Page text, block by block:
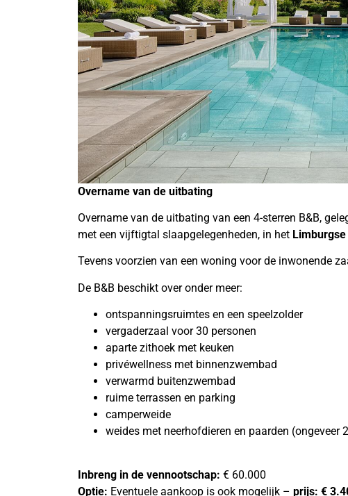
Overname van de uitbating
Overname van de uitbating van een 4-sterren B&B,
met een vijftigtal slaapgelegenheden, in het
Tevens voorzien van een woning voor de inwonende
De B&B beschikt over onder meer:
ontspanningsruimtes en een speelzolder
vergaderzaal voor 30 personen
aparte zithoek met keuken
privéwellness met binnenzwembad
verwarmd buitenzwembad
ruime terrassen en parking
camperweide
weides met neerhofdieren en paarden (ongeveer
Inbreng in de vennootschap: € 60.000
Optie: Eventuele aankoop is ook mogelijk – prijs: €